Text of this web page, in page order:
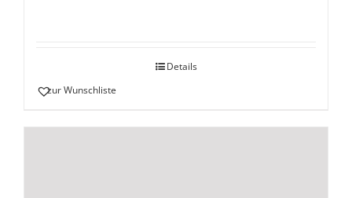
Details
zur Wunschliste